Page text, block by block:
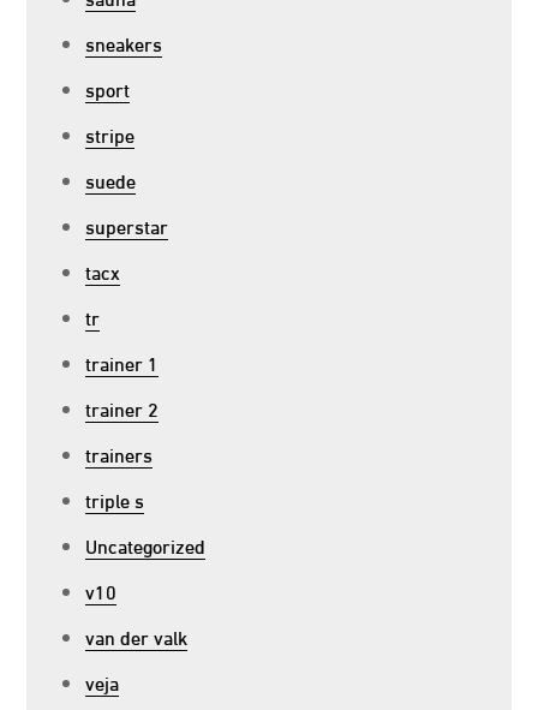
sneakers
sport
stripe
suede
superstar
tacx
tr
trainer 1
trainer 2
trainers
triple s
Uncategorized
v10
van der valk
veja